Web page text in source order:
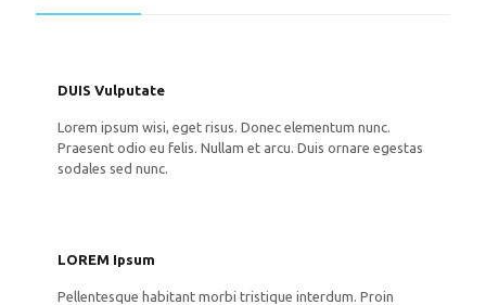
DUIS Vulputate
Lorem ipsum wisi, eget risus. Donec elementum nunc.
Praesent odio eu felis. Nullam et arcu. Duis ornare egestas
sodales sed nunc.
LOREM Ipsum
Pellentesque habitant morbi tristique interdum. Proin